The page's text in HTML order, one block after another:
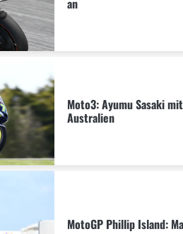
an
Moto3: Ayumu Sasaki
Australien
MotoGP Phillip Island: